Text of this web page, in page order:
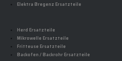
Elektra Bregenz Ersatzteile
Herd Ersatzteile
Mikrowelle Ersatzteile
Fritteuse Ersatzteile
Backofen / Backrohr Ersatzteile